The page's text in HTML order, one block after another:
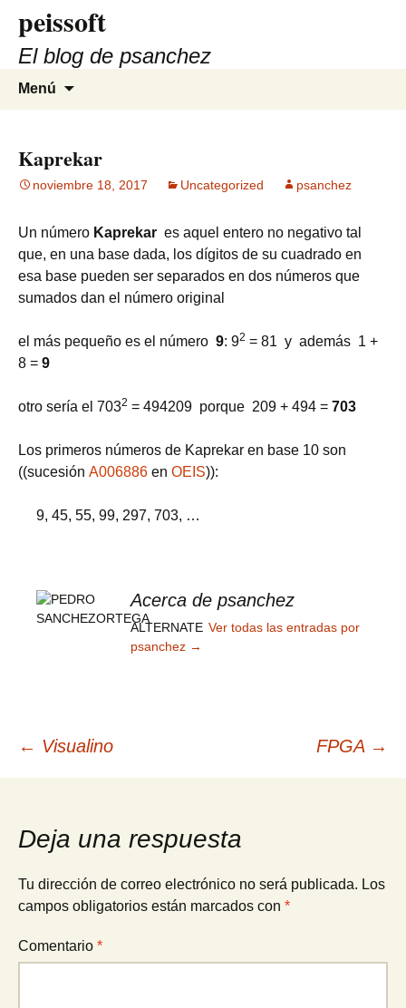
contenido
peissoft
El blog de psanchez
Menú
Kaprekar
noviembre 18, 2017 Uncategorized psanchez
Un número Kaprekar es aquel entero no negativo tal
que, en una base dada, los dígitos de su cuadrado en
esa base pueden ser separados en dos números que
sumados dan el número original
el más pequeño es el número 9: 92 = 81 y además 1 +
8 = 9
otro sería el 7032 = 494209 porque 209 + 494 = 703
Los primeros números de Kaprekar en base 10 son
((sucesión A006886 en OEIS)):
9, 45, 55, 99, 297, 703, …
Acerca de psanchez
ALTERNATE Ver todas las entradas por
psanchez →
Navegación
de
entradas
← Visualino FPGA →
Deja una respuesta
Tu dirección de correo electrónico no será publicada. Los
campos obligatorios están marcados con *
Comentario *